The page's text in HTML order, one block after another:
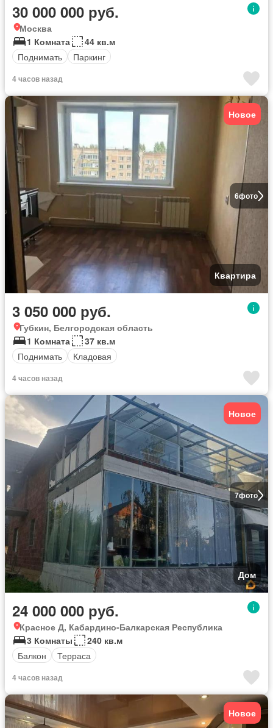
30 000 000 руб.
Москва
1 Комната
44 кв.м
Поднимать
Паркинг
4 часов назад
6фото
Новое
Квартира
3 050 000 руб.
Губкин, Белгородская область
1 Комната
37 кв.м
Поднимать
Кладовая
4 часов назад
7фото
Новое
Дом
24 000 000 руб.
Красное Д, Кабардино-Балкарская Республика
3 Комнаты
240 кв.м
Балкон
Терраса
4 часов назад
Новое